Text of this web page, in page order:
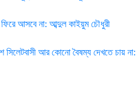
আসবে না: আব্দুল কাইয়ুম চৌধুরী
সিলেটবাসী আর কোনো বৈষম্য দেখতে চায় না: